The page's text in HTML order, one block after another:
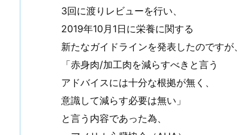
3回に渡りレビューを行い、
2019年10月1日に栄養に関する
新たなガイドラインを発表したのですが、
「赤身肉/加工肉を減らすべきと言う
アドバイスには十分な根拠が無く、
意識して減らす必要は無い」
と言う内容であった為、